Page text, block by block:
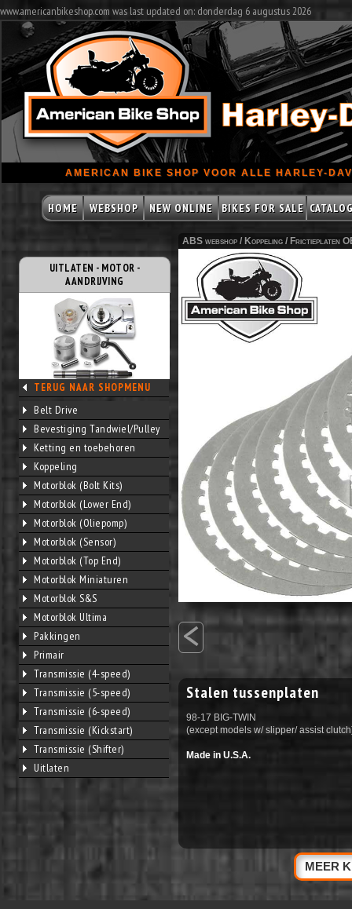
www.americanbikeshop.com was last updated on: donderdag 6 augustus 2026
AMERICAN BIKE SHOP VOOR ALLE HARLEY-
HOME WEBSHOP NEW ONLINE BIKES FOR SALE
UITLATEN - MOTOR -
AANDRIJVING
TERUG NAAR SHOPMENU
Belt Drive
Bevestiging Tandwiel/Pulley
Ketting en toebehoren
Koppeling
Motorblok (Bolt Kits)
Motorblok (Lower End)
Motorblok (Oliepomp)
Motorblok (Sensor)
Motorblok (Top End)
Motorblok Miniaturen
Motorblok S&S
Motorblok Ultima
Pakkingen
Primair
Transmissie (4-speed)
Transmissie (5-speed)
Transmissie (6-speed)
Transmissie (Kickstart)
Transmissie (Shifter)
Uitlaten
ABS webshop / Koppeling / Frictieplaten
<
Stalen tussenplaten
98-17 BIG-TWIN
(except models w/ slipper/ assist
Made in U.S.A.
MEER